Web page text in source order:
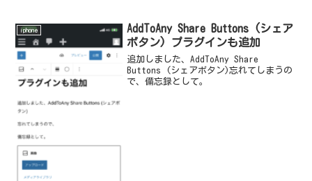
iphone
AddToAny Share Buttons (シェア
ボタン) プラグインも追加
追加しました、AddToAny Share
Buttons (シェアボタン)忘れてしまうの
で、備忘録として。